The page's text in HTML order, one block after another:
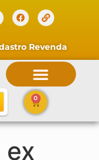
Revenda
0
ex